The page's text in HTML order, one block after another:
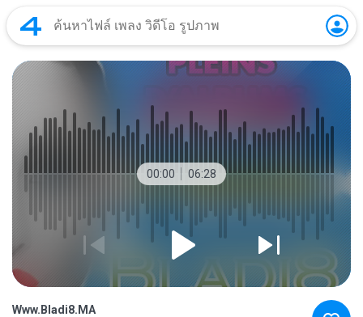
00:00 06:28
Www.Bladi8.MA